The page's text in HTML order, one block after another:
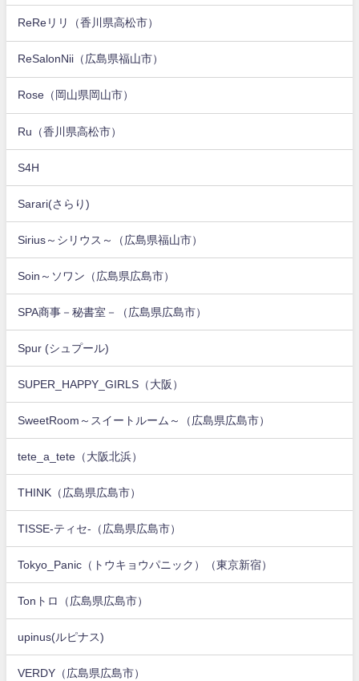
ReReリリ（香川県高松市）
ReSalonNii（広島県福山市）
Rose（岡山県岡山市）
Ru（香川県高松市）
S4H
Sarari(さらり)
Sirius～シリウス～（広島県福山市）
Soin～ソワン（広島県広島市）
SPA商事－秘書室－（広島県広島市）
Spur (シュプール)
SUPER_HAPPY_GIRLS（大阪）
SweetRoom～スイートルーム～（広島県広島市）
tete_a_tete（大阪北浜）
THINK（広島県広島市）
TISSE-ティセ-（広島県広島市）
Tokyo_Panic（トウキョウパニック）（東京新宿）
Tonトロ（広島県広島市）
upinus(ルピナス)
VERDY（広島県広島市）